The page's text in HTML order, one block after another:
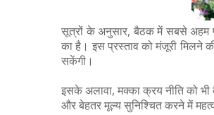
सूत्रों के अनुसार, बैठक में सबसे अहम
का है। इस प्रस्ताव को मंजूरी मिलने
सकेंगी।
इसके अलावा, मक्का क्रय नीति को भी
और बेहतर मूल्य सुनिश्चित करने में